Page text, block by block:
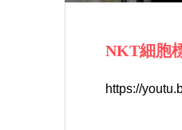
NKT細胞
https://